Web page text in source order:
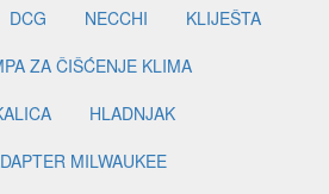
DCG NECCHI
KLIJEŠTA
ZA ČIŠĆENJE KLIMA
HLADNJAK
MILWAUKEE